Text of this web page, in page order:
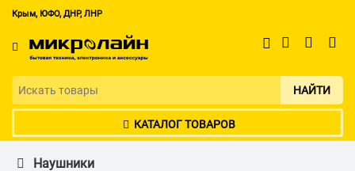
Крым, ЮФО, ДНР, ЛНР
НАЙТИ
КАТАЛОГ ТОВАРОВ
Наушники